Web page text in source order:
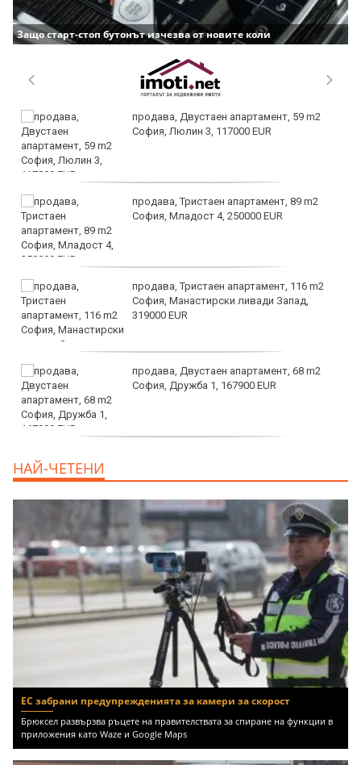
Защо старт-стоп бутонът изчезва от новите коли
продава, Двустаен апартамент, 59 m2
София, Люлин 3, 117000 EUR
продава, Тристаен апартамент, 89 m2
София, Младост 4, 250000 EUR
продава, Тристаен апартамент, 116 m2
София, Манастирски ливади Запад,
319000 EUR
продава, Двустаен апартамент, 68 m2
София, Дружба 1, 167900 EUR
НАЙ-ЧЕТЕНИ
ЕС забрани предупрежденията за камери за скорост
Брюксел развързва ръцете на правителствата за спиране на функции в
приложения като Waze и Google Maps